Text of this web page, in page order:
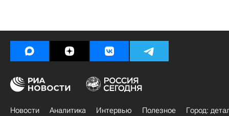
Новости Аналитика Интервью Полезное
Город: